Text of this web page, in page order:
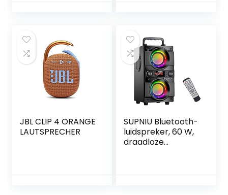
FM-radio, USB, TF
RMS, USB, incl.
microfoon, als
karaoke-systeem
te gebruiken,
zwart
JBL CLIP 4 ORANGE
LAUTSPRECHER
SUPNIU Bluetooth-
luidspreker, 60 W,
draadloze